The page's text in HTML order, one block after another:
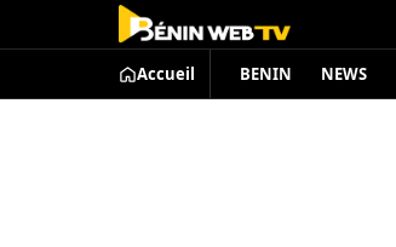
Accueil BENIN NEWS